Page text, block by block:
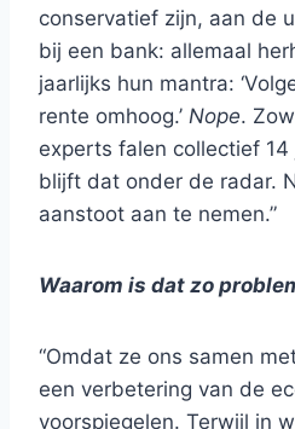
conservatief zijn, aan de
bij een bank: allemaal
jaarlijks hun mantra:
rente omhoog.’ Nope.
experts falen collectief
blijft dat onder de radar.
aanstoot aan te nemen.”
Waarom is dat zo
“Omdat ze ons samen
een verbetering van de
voorspiegelen. Terwijl in